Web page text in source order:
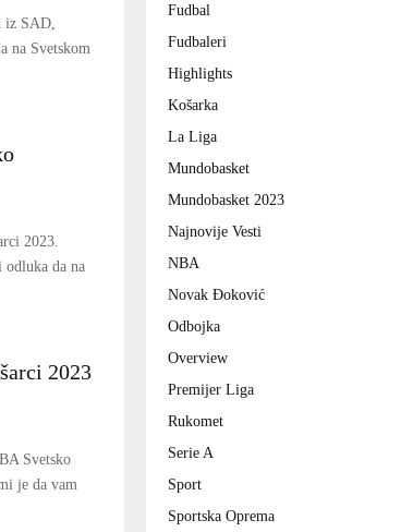
iz SAD,
na Svetskom
2023.
odluka da na
2023
Svetsko
je da vam
Fudbal
Fudbaleri
Highlights
Košarka
La Liga
Mundobasket
Mundobasket 2023
Najnovije Vesti
NBA
Novak Đoković
Odbojka
Overview
Premijer Liga
Rukomet
Serie A
Sport
Sportska Oprema